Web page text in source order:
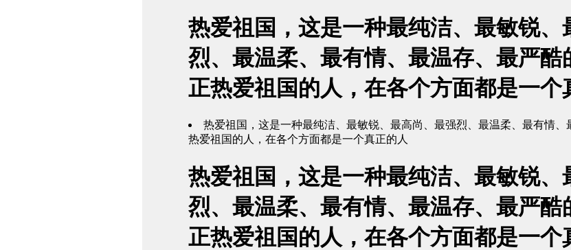
热爱祖国，这是一种最纯洁、最敏锐、
烈、最温柔、最有情、最温存、最严酷
正热爱祖国的人，在各个方面都是一个
热爱祖国，这是一种最纯洁、最敏锐、最高尚、最强烈、最温柔、最有情
热爱祖国的人，在各个方面都是一个真正的人
热爱祖国，这是一种最纯洁、最敏锐、
烈、最温柔、最有情、最温存、最严酷
正热爱祖国的人，在各个方面都是一个